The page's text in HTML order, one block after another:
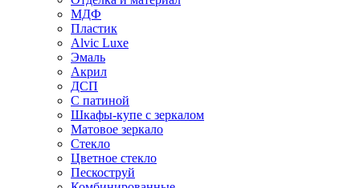
МДФ
Пластик
Alvic Luxe
Эмаль
Акрил
ДСП
С патиной
Шкафы-купе с зеркалом
Матовое зеркало
Стекло
Цветное стекло
Пескоструй